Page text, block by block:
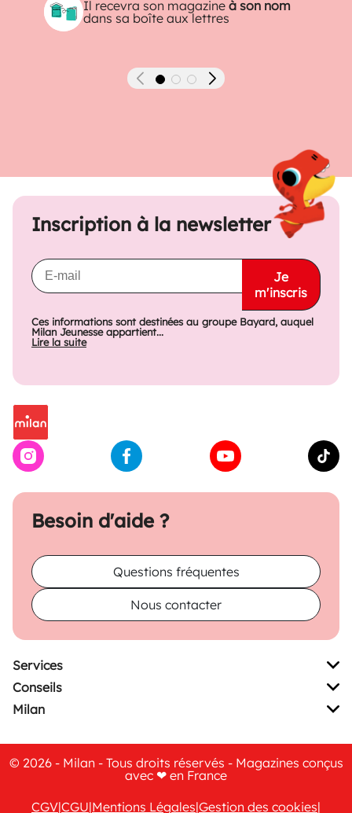
Il recevra son magazineà son nom
dans sa boîte aux lettres
Précédent Suivant
Besoin d'aide ?
Questions fréquentes
Nous contacter
Inscription à la newsletter
Je
m'inscris
Ces informations sont destinées au groupe Bayard, auquel
Milan Jeunesse appartient...
Lire la suite
Services
Conseils
Milan
© 2026 - Milan - Tous droits réservés - Magazines conçus
avec ❤ en France
CGV|CGU|Mentions Légales|Gestion des cookies|